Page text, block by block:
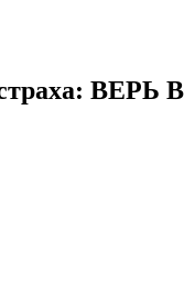
ВЕРЬ